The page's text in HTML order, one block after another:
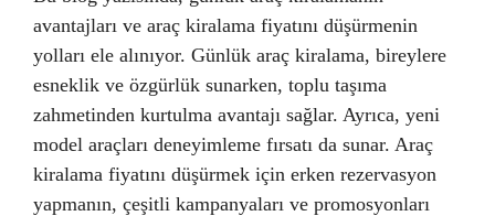
avantajları ve araç kiralama fiyatını düşürmenin
yolları ele alınıyor. Günlük araç kiralama, bireylere
esneklik ve özgürlük sunarken, toplu taşıma
zahmetinden kurtulma avantajı sağlar. Ayrıca, yeni
model araçları deneyimleme fırsatı da sunar. Araç
kiralama fiyatını düşürmek için erken rezervasyon
yapmanın, çeşitli kampanyaları ve promosyonları